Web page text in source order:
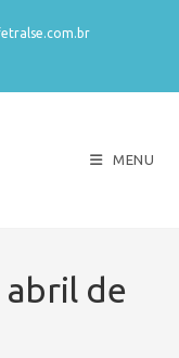
MENU
abril de